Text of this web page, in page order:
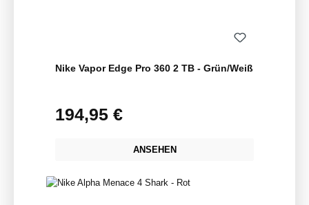
Nike Vapor Edge Pro 360 2 TB - Grün/Weiß
Regulärer Preis:
194,95 €
ANSEHEN